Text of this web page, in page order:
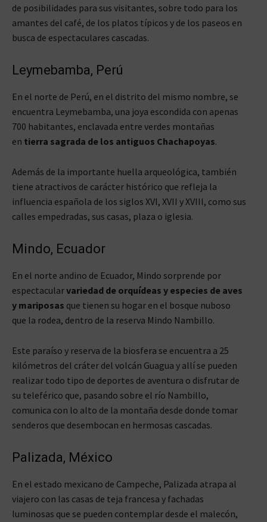
de posibilidades para sus visitantes, sobre todo para los
amantes del café, de los platos típicos y de los paseos en
busca de espectaculares cascadas.
Leymebamba, Perú
En el norte de Perú, en el distrito del mismo nombre, se
encuentra Leymebamba, una joya escondida con apenas
700 habitantes, enclavada entre verdes montañas
en tierra sagrada de los antiguos Chachapoyas.
Además de la importante huella arqueológica, también
tiene atractivos de carácter histórico que refleja la
influencia española de los siglos XVI, XVII y XVIII, como sus
calles empedradas, sus casas, plaza o iglesia.
Mindo, Ecuador
En el norte andino de Ecuador, Mindo sorprende por
espectacularvariedad de orquídeas y especies de aves
y mariposas que tienen su hogar en el bosque nuboso
que la rodea, dentro de la reserva Mindo Nambillo.
Este paraíso y reserva de la biosfera se encuentra a 25
kilómetros del cráter del volcán Guagua y allí se pueden
realizar todo tipo de deportes de aventura o disfrutar de
su teleférico que, pasando sobre el río Nambillo,
comunica con lo alto de la montaña desde donde tomar
senderos que desembocan en hermosas cascadas.
Palizada, México
En el estado mexicano de Campeche, Palizada atrapa al
viajero con las casas de teja francesa y fachadas
luminosas que se pueden contemplar desde el malecón,